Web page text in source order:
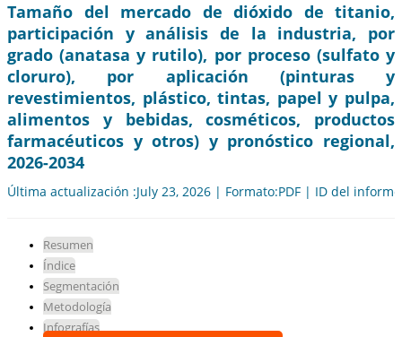
Tamaño del mercado de dióxido de titanio,
participación y análisis de la industria, por
grado (anatasa y rutilo), por proceso (sulfato y
cloruro), por aplicación (pinturas y
revestimientos, plástico, tintas, papel y pulpa,
alimentos y bebidas, cosméticos, productos
farmacéuticos y otros) y pronóstico regional,
2026-2034
Última actualización :July 23, 2026 | Formato:PDF | ID del
Resumen
Índice
Segmentación
Metodología
Infografías